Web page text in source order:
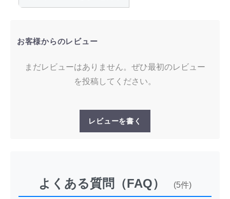
お客様からのレビュー
まだレビューはありません。ぜひ最初のレビュー
を投稿してください。
レビューを書く
よくある質問（FAQ） (5件)